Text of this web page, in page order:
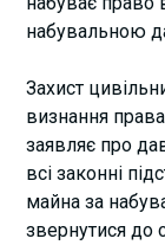
набувальною
Захист
визнання
заявляє про
всі законні
майна за
звернутися до